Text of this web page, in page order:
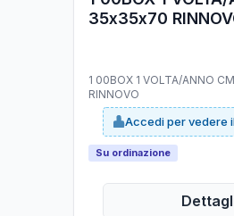
35x35x70
1 00BOX 1 VOLTA/ANNO
RINNOVO
Accedi per vedere
Su ordinazione